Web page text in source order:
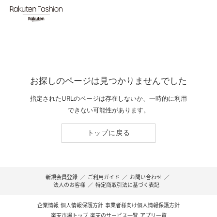
お探しのページは見つかりませんでした
指定されたURLのページは存在しないか、一時的に利用
できない可能性があります。
トップに戻る
新規会員登録 ／ ご利用ガイド ／ お問い合わせ ／
法人のお客様 ／ 特定商取引法に基づく表記
企業情報 個人情報保護方針 事業者様向け個人情報保護方針
楽天市場トップ 楽天のサービス一覧 アプリ一覧